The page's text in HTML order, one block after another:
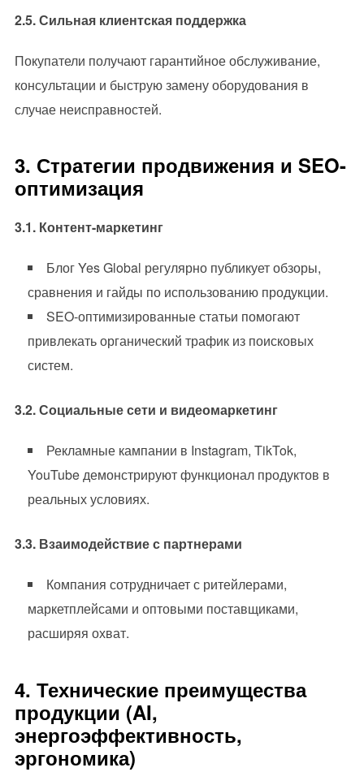
2.5. Сильная клиентская поддержка
Покупатели получают гарантийное обслуживание,
консультации и быструю замену оборудования в
случае неисправностей.
3. Стратегии продвижения и SEO-
оптимизация
3.1. Контент-маркетинг
Блог Yes Global регулярно публикует обзоры,
сравнения и гайды по использованию продукции.
SEO-оптимизированные статьи помогают
привлекать органический трафик из поисковых
систем.
3.2. Социальные сети и видеомаркетинг
Рекламные кампании в Instagram, TikTok,
YouTube демонстрируют функционал продуктов в
реальных условиях.
3.3. Взаимодействие с партнерами
Компания сотрудничает с ритейлерами,
маркетплейсами и оптовыми поставщиками,
расширяя охват.
4. Технические преимущества
продукции (AI,
энергоэффективность,
эргономика)